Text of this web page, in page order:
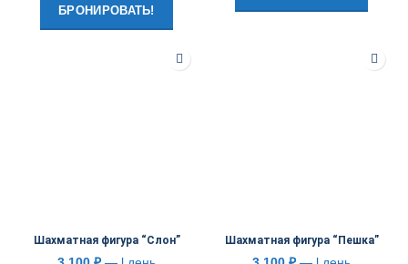
БРОНИРОВАТЬ!
Шахматная фигура “Слон” Шахматная фигура “Пешка”